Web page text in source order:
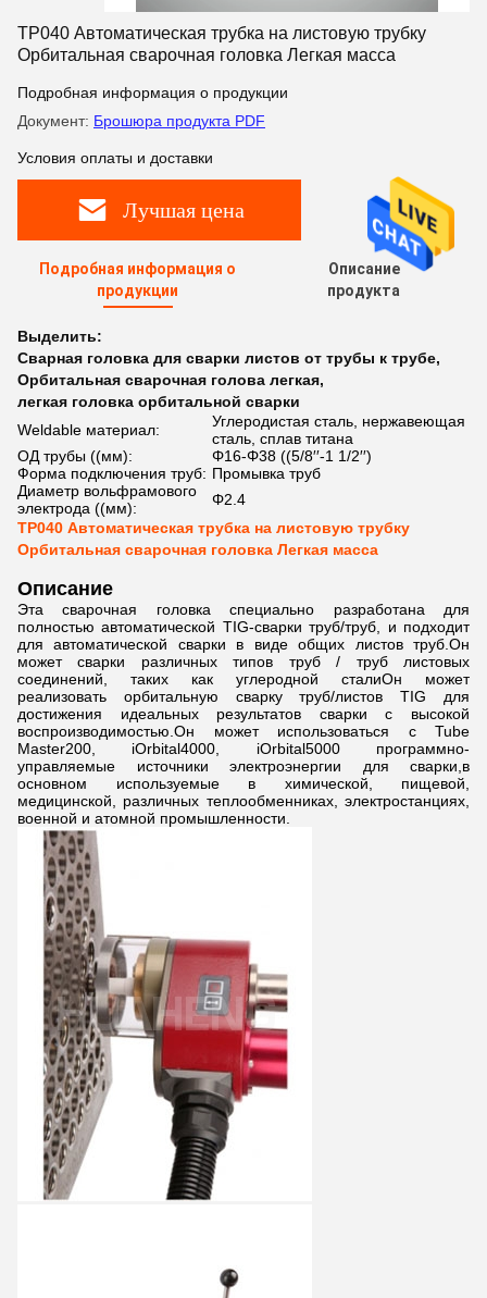
TP040 Автоматическая трубка на листовую трубку
Орбитальная сварочная головка Легкая масса
Подробная информация о продукции
Документ: Брошюра продукта PDF
Условия оплаты и доставки
Лучшая цена
Подробная информация о
продукции
Описание
продукта
Выделить:
Сварная головка для сварки листов от трубы к трубе,
Орбитальная сварочная голова легкая,
легкая головка орбитальной сварки
Weldable материал:
Углеродистая сталь, нержавеющая
сталь, сплав титана
ОД трубы ((мм):
Φ16-Φ38 ((5/8′′-1 1/2′′)
Форма подключения труб: Промывка труб
Диаметр вольфрамового
электрода ((мм):
Φ2.4
TP040 Автоматическая трубка на листовую трубку
Орбитальная сварочная головка Легкая масса
Описание
Эта сварочная головка специально разработана для
полностью автоматической TIG-сварки труб/труб, и подходит
для автоматической сварки в виде общих листов труб.Он
может сварки различных типов труб / труб листовых
соединений, таких как углеродной сталиОн может
реализовать орбитальную сварку труб/листов TIG для
достижения идеальных результатов сварки с высокой
воспроизводимостью.Он может использоваться с Tube
Master200, iOrbital4000, iOrbital5000 программно-
управляемые источники электроэнергии для сварки,в
основном используемые в химической, пищевой,
медицинской, различных теплообменниках, электростанциях,
военной и атомной промышленности.